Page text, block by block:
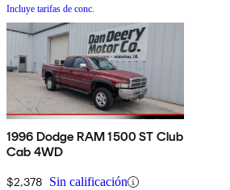
Incluye tarifas de conc.
1996 Dodge RAM 1500 ST Club
Cab 4WD
$2,378 Sin calificación